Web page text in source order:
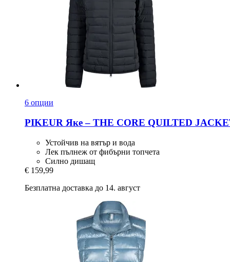
6 опции
PIKEUR Яке – THE CORE QUILTED
Устойчив на вятър и вода
Лек пълнеж от фибърни топчета
Силно дишащ
€ 159,99
Безплатна доставка до 14. август